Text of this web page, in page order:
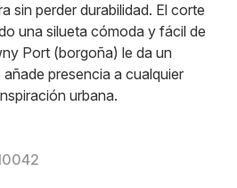
sin perder durabilidad. El corte
una silueta cómoda y fácil de
Port (borgoña) le da un
presencia a cualquier
urbana.